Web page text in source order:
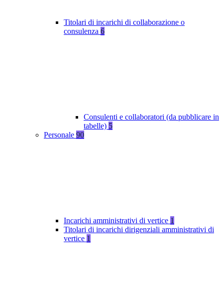
Titolari di incarichi di collaborazione o
consulenza 6
Consulenti e collaboratori (da pubblicare in
tabelle) 5
Personale 90
Incarichi amministrativi di vertice 1
Titolari di incarichi dirigenziali amministrativi di
vertice 1